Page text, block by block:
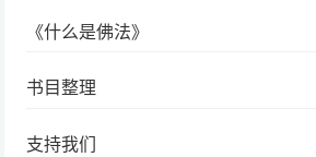
《什么是佛法》
书目整理
支持我们